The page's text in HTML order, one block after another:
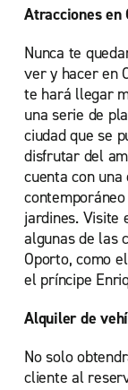
Atracciones en
Nunca te
ver y hacer en
te hará llegar
una serie de
ciudad que se
disfrutar del
cuenta con
jardines. Visite
algunas de las
Oporto, como
el príncipe
Alquiler de
No solo
cliente al